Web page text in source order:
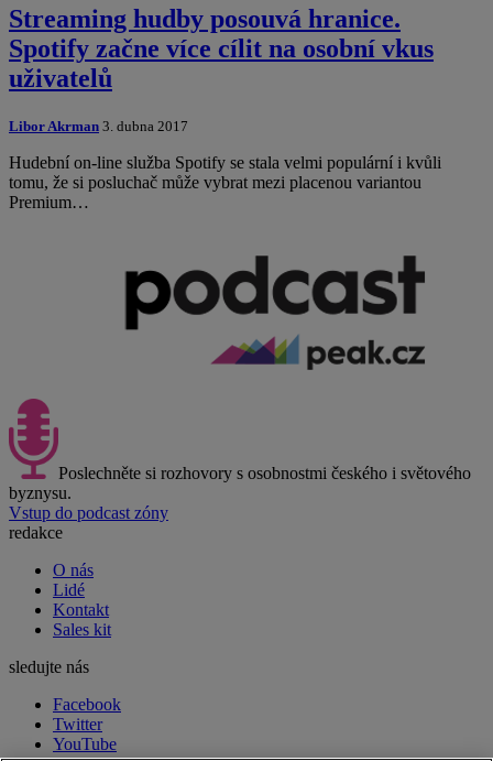
Streaming hudby posouvá hranice.
Spotify začne více cílit na osobní vkus
uživatelů
Libor Akrman 3. dubna 2017
Hudební on-line služba Spotify se stala velmi populární i kvůli
tomu, že si posluchač může vybrat mezi placenou variantou
Premium…
Poslechněte si rozhovory s osobnostmi českého i světového
byznysu.
Vstup do podcast zóny
redakce
O nás
Lidé
Kontakt
Sales kit
sledujte nás
Facebook
Twitter
YouTube